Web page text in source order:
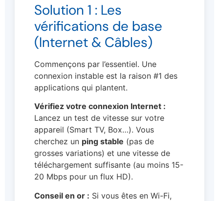
Solution 1 : Les
vérifications de base
(Internet & Câbles)
Commençons par l’essentiel. Une
connexion instable est la raison #1 des
applications qui plantent.
Vérifiez votre connexion Internet :
Lancez un test de vitesse sur votre
appareil (Smart TV, Box…). Vous
cherchez un ping stable (pas de
grosses variations) et une vitesse de
téléchargement suffisante (au moins 15-
20 Mbps pour un flux HD).
Conseil en or : Si vous êtes en Wi-Fi,